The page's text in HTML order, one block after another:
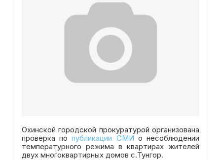
Охинской городской прокуратурой организована
проверка попубликации СМИ о несоблюдении
температурного режима в квартирах жителей
двух многоквартирных домов с.Тунгор.